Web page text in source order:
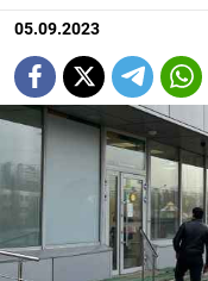
05.09.2023